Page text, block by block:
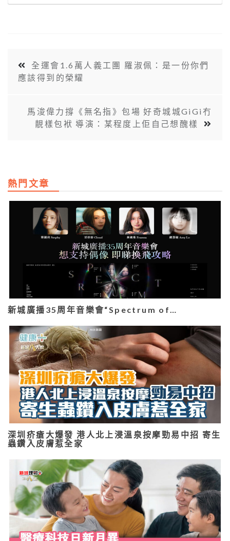
全運會1.6萬人義工團 羅淑佩：是一份你們
應該得到的榮耀
馬浚偉力撐《無名指》包場 好奇城城GiGi冇
靚樣包袱 導演：某程度上佢自己想醜樣
熱門文章
新城廣播35周年音樂會“Spectrum of…
深圳疥瘡大爆發 港人北上浸溫泉按摩勁易中招 寄生
蟲鑽入皮膚惹全家